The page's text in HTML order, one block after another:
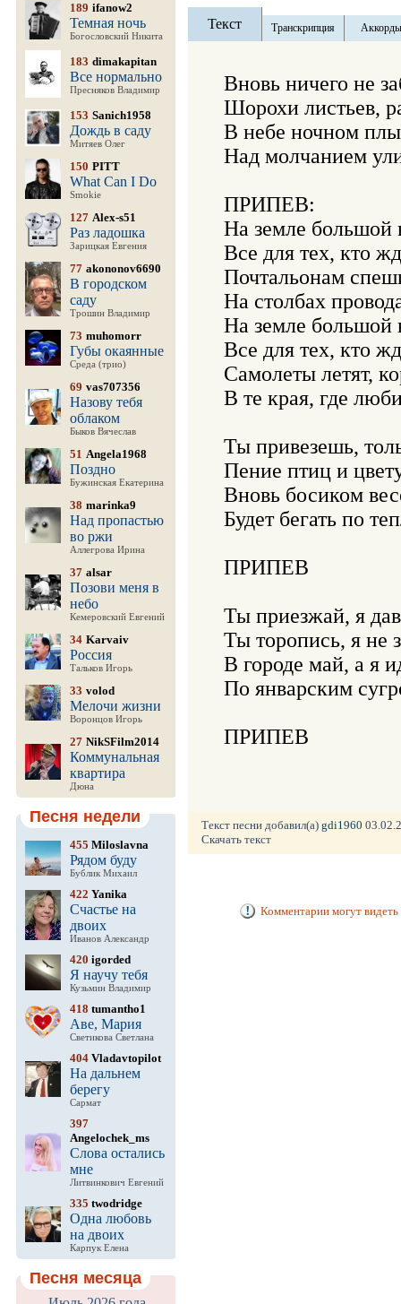
189 ifanow2
Темная ночь
Богословский Никита
183 dimakapitan
Все нормально
Пресняков Владимир
153 Sanich1958
Дождь в саду
Митяев Олег
150 PITT
What Can I Do
Smokie
127 Alex-s51
Раз ладошка
Зарицкая Евгения
77 akononov6690
В городском
саду
Трошин Владимир
73 muhomorr
Губы окаянные
Среда (трио)
69 vas707356
Назову тебя
облаком
Быков Вячеслав
51 Angela1968
Поздно
Бужинская Екатерина
38 marinka9
Над пропастью
во ржи
Аллегрова Ирина
37 alsar
Позови меня в
небо
Кемеровский Евгений
34 Karvaiv
Россия
Тальков Игорь
33 volod
Мелочи жизни
Воронцов Игорь
27 NikSFilm2014
Коммунальная
квартира
Дюна
Песня недели
455 Miloslavna
Рядом буду
Бублик Михаил
422 Yanika
Счастье на
двоих
Иванов Александр
420 igorded
Я научу тебя
Кузьмин Владимир
418 tumantho1
Аве, Мария
Светикова Светлана
404 Vladavtopilot
На дальнем
берегу
Сармат
397
Angelochek_ms
Слова остались
мне
Литвинкович Евгений
335 twodridge
Одна любовь
на двоих
Карпук Елена
Песня месяца
Текст Транскрипция Аккорды
Вновь ничего не
Шорохи листьев,
В небе ночном
Над молчанием
ПРИПЕВ:
На земле большой
Все для тех, кто
Почтальонам
На столбах
На земле большой
Все для тех, кто
Самолеты летят,
В те края, где
Ты привезешь,
Пение птиц и
Вновь босиком
Будет бегать по
ПРИПЕВ
Ты приезжай, я
Ты торопись, я не
В городе май, а я
По январским
ПРИПЕВ
Текст песни добавил(а) gdi1960
Скачать текст
Комментарии могут видеть